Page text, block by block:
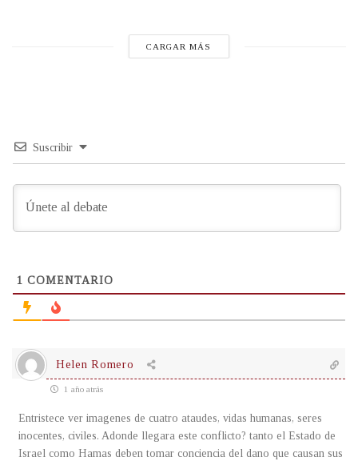
CARGAR MÁS
Suscribir
1 COMENTARIO
Helen Romero
1 año atrás
Entristece ver imagenes de cuatro ataudes, vidas humanas, seres
inocentes, civiles. Adonde llegara este conflicto? tanto el Estado de
Israel como Hamas deben tomar conciencia del dano que causan sus